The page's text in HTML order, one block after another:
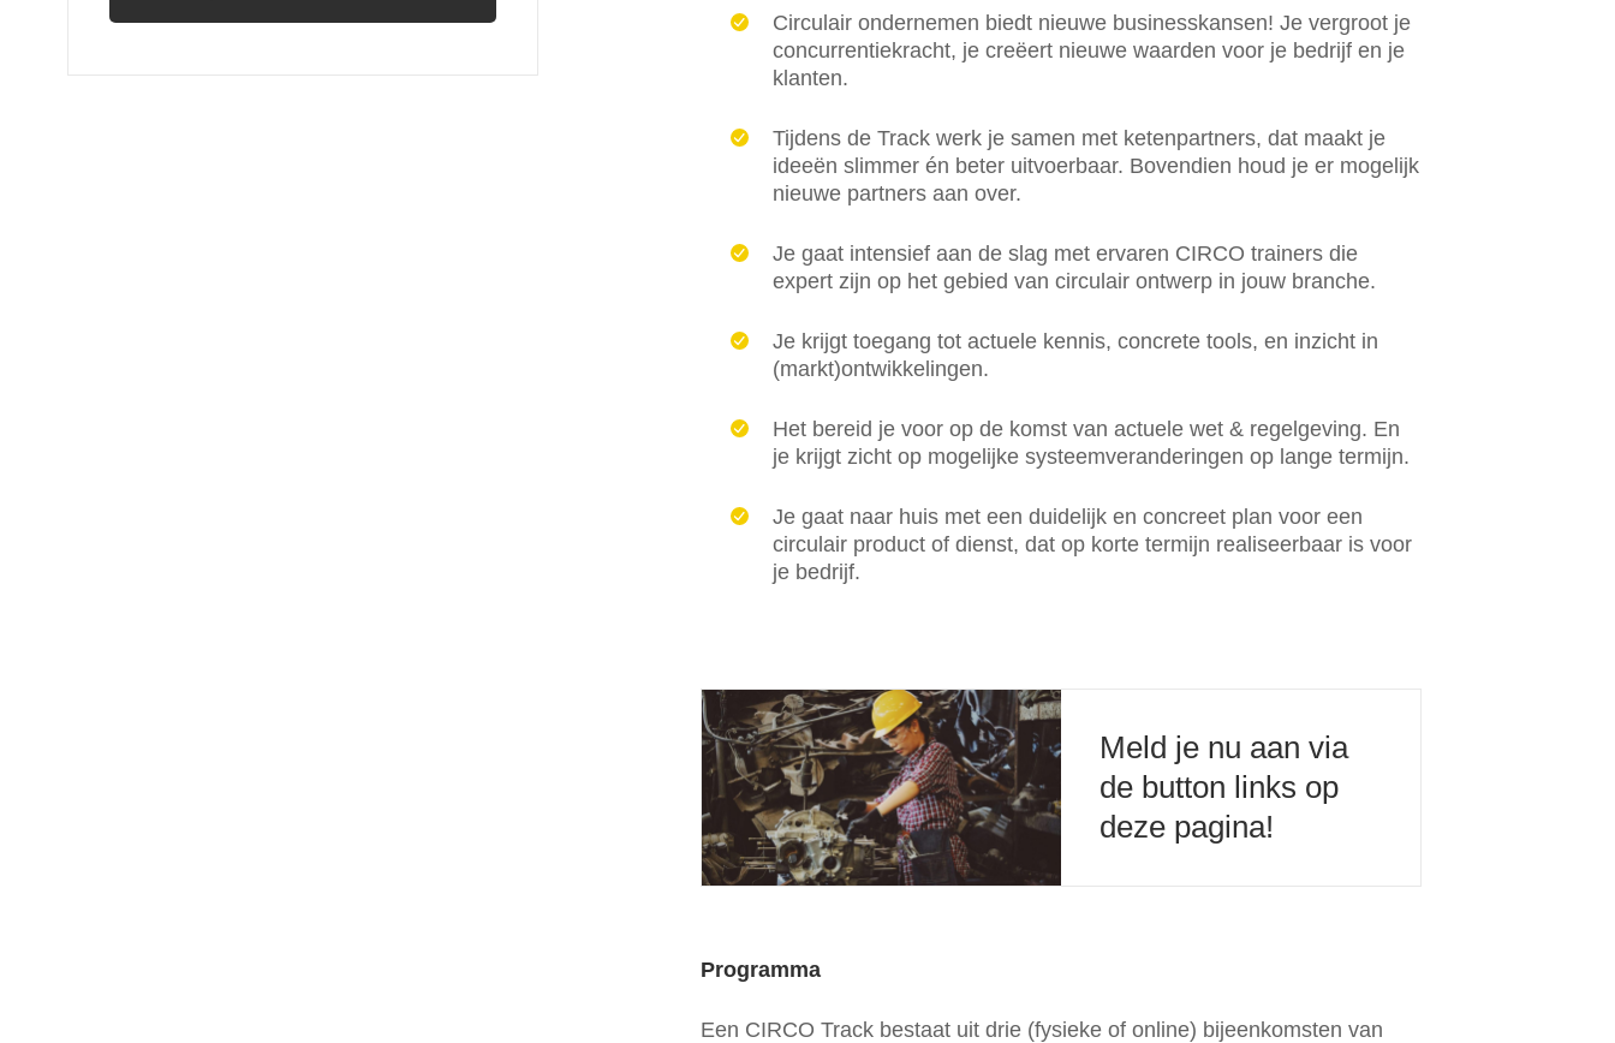
Circulair ondernemen biedt nieuwe businesskansen! Je vergroot je
concurrentiekracht, je creëert nieuwe waarden voor je bedrijf en je
klanten.
Tijdens de Track werk je samen met ketenpartners, dat maakt je
ideeën slimmer én beter uitvoerbaar. Bovendien houd je er mogelijk
nieuwe partners aan over.
Je gaat intensief aan de slag met ervaren CIRCO trainers die
expert zijn op het gebied van circulair ontwerp in jouw branche.
Je krijgt toegang tot actuele kennis, concrete tools, en inzicht in
(markt)ontwikkelingen.
Het bereid je voor op de komst van actuele wet & regelgeving. En
je krijgt zicht op mogelijke systeemveranderingen op lange termijn.
Je gaat naar huis met een duidelijk en concreet plan voor een
circulair product of dienst, dat op korte termijn realiseerbaar is voor
je bedrijf.
Meld je nu aan via
de button links op
deze pagina!
Programma
Een CIRCO Track bestaat uit drie (fysieke of online) bijeenkomsten van